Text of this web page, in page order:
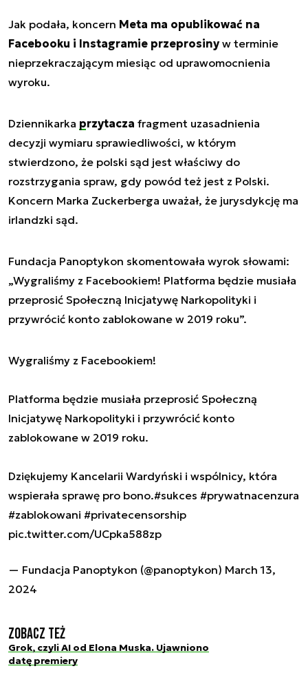
Jak podała, koncern Meta ma opublikować na
Facebooku i Instagramie przeprosinyw terminie
nieprzekraczającym miesiąc od uprawomocnienia
wyroku.
Dziennikarka przytacza fragment uzasadnienia
decyzji wymiaru sprawiedliwości, w którym
stwierdzono, że polski sąd jest właściwy do
rozstrzygania spraw, gdy powód też jest z Polski.
Koncern Marka Zuckerberga uważał, że jurysdykcję ma
irlandzki sąd.
Fundacja Panoptykon skomentowała wyrok słowami:
„Wygraliśmy z Facebookiem! Platforma będzie musiała
przeprosić Społeczną Inicjatywę Narkopolityki i
przywrócić konto zablokowane w 2019 roku”.
Wygraliśmy z Facebookiem!
Platforma będzie musiała przeprosić Społeczną
Inicjatywę Narkopolityki i przywrócić konto
zablokowane w 2019 roku.
Dziękujemy Kancelarii Wardyński i wspólnicy, która
wspierała sprawę pro bono.#sukces #prywatnacenzura
#zablokowani #privatecensorship
pic.twitter.com/UCpka588zp
— Fundacja Panoptykon (@panoptykon) March 13,
2024
Zobacz też
Grok, czyli AI od Elona Muska. Ujawniono
datę premiery